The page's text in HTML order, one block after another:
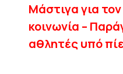
Μάστιγα για
κοινωνία –
αθλητές υπό